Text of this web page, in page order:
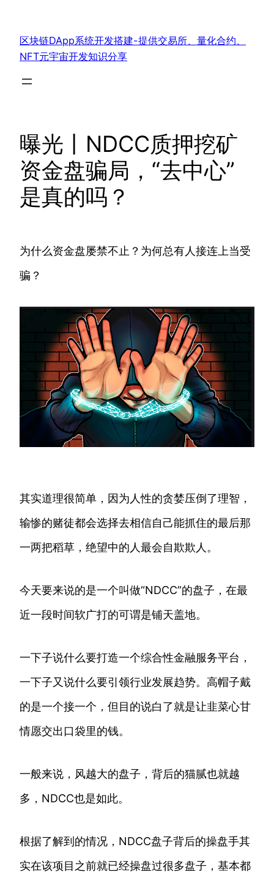
区块链DApp系统开发搭建-提供交易所、量化合约、
NFT元宇宙开发知识分享
曝光丨NDCC质押挖矿
资金盘骗局，“去中心”
是真的吗？
为什么资金盘屡禁不止？为何总有人接连上当受
骗？
其实道理很简单，因为人性的贪婪压倒了理智，
输惨的赌徒都会选择去相信自己能抓住的最后那
一两把稻草，绝望中的人最会自欺欺人。
今天要来说的是一个叫做“NDCC”的盘子，在最
近一段时间软广打的可谓是铺天盖地。
一下子说什么要打造一个综合性金融服务平台，
一下子又说什么要引领行业发展趋势。高帽子戴
的是一个接一个，但目的说白了就是让韭菜心甘
情愿交出口袋里的钱。
一般来说，风越大的盘子，背后的猫腻也就越
多，NDCC也是如此。
根据了解到的情况，NDCC盘子背后的操盘手其
实在该项目之前就已经操盘过很多盘子，基本都